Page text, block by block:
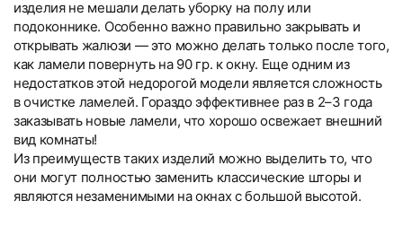
изделия не мешали делать уборку на полу или
подоконнике. Особенно важно правильно закрывать и
открывать жалюзи — это можно делать только после того,
как ламели повернуть на 90 гр. к окну. Еще одним из
недостатков этой недорогой модели является сложность
в очистке ламелей. Гораздо эффективнее раз в 2–3 года
заказывать новые ламели, что хорошо освежает внешний
вид комнаты!
Из преимуществ таких изделий можно выделить то, что
они могут полностью заменить классические шторы и
являются незаменимыми на окнах с большой высотой.